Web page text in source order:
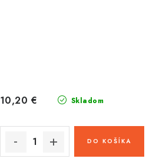
Skladom
10,20 €
DO KOŠÍKA